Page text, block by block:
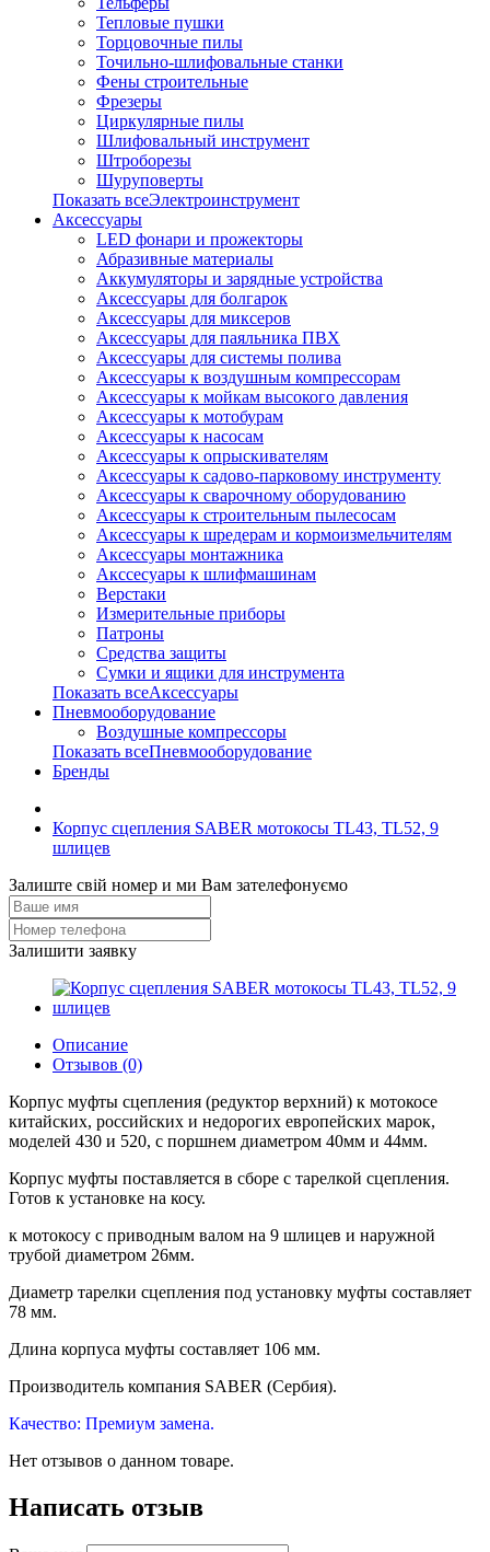
Тепловые пушки
Торцовочные пилы
Точильно-шлифовальные станки
Фены строительные
Фрезеры
Циркулярные пилы
Шлифовальный инструмент
Штроборезы
Шуруповерты
Показать всеЭлектроинструмент
Аксессуары
LED фонари и прожекторы
Абразивные материалы
Аккумуляторы и зарядные устройства
Аксессуары для болгарок
Аксессуары для миксеров
Аксессуары для паяльника ПВХ
Аксессуары для системы полива
Аксессуары к воздушным компрессорам
Аксессуары к мойкам высокого давления
Аксессуары к мотобурам
Аксессуары к насосам
Аксессуары к опрыскивателям
Аксессуары к садово-парковому инструменту
Аксессуары к сварочному оборудованию
Аксессуары к строительным пылесосам
Аксессуары к шредерам и кормоизмельчителям
Аксессуары монтажника
Акссесуары к шлифмашинам
Верстаки
Измерительные приборы
Патроны
Средства защиты
Сумки и ящики для инструмента
Показать всеАксессуары
Пневмооборудование
Воздушные компрессоры
Показать всеПневмооборудование
Бренды
Корпус сцепления SABER мотокосы TL43, TL52, 9
шлицев
Залиште свій номер и ми Вам зателефонуємо
Залишити заявку
Описание
Отзывов (0)
Корпус муфты сцепления (редуктор верхний) к мотокосе
китайских, российских и недорогих европейских марок,
моделей 430 и 520, c поршнем диаметром 40мм и 44мм.
Корпус муфты поставляется в сборе с тарелкой сцепления.
Готов к установке на косу.
к мотокосу с приводным валом на 9 шлицев и наружной
трубой диаметром 26мм.
Диаметр тарелки сцепления под установку муфты составляет
78 мм.
Длина корпуса муфты составляет 106 мм.
Производитель компания SABER (Сербия).
Качество: Премиум замена.
Нет отзывов о данном товаре.
Написать отзыв